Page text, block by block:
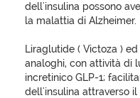
dell'insulina possono
la malattia di Alzheimer.
Liraglutide ( Victoza )
analoghi, con attività di
incretinico GLP-1;
dell'insulina attraverso il